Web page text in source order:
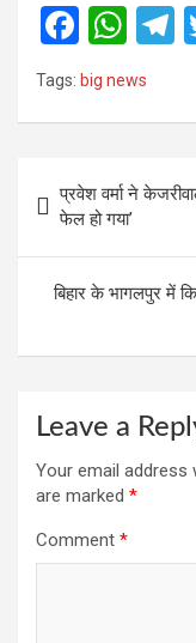
F
a
ce
o
o
k
W
at
A
p
p
T
a
Tags: big news
navigation
प्रवेश वर्मा ने
फेल हो गया’
बिहार के भागलपुर में
Leave a
Your email address
are marked *
Comment *